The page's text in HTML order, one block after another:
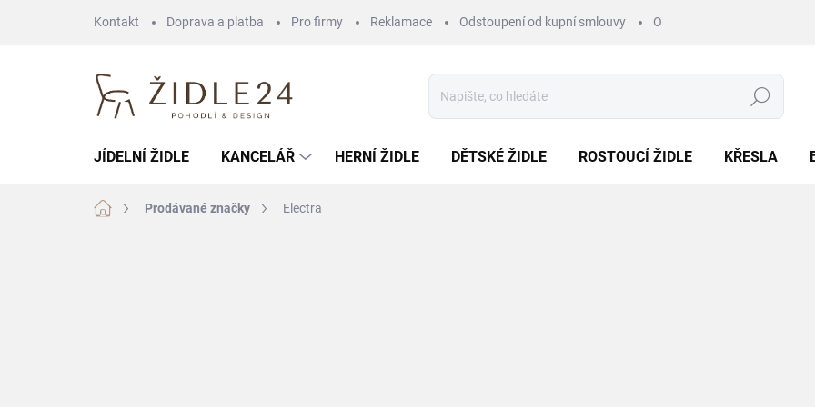
Kontakt Doprava a platba Pro firmy Reklamace Odstoupení od kupní smlouvy Obchodní podmínky
Hledat
JÍDELNÍ ŽIDLE KANCELÁŘ HERNÍ ŽIDLE DĚTSKÉ ŽIDLE ROSTOUCÍ ŽIDLE KŘESLA
Domů Prodávané značky Electra